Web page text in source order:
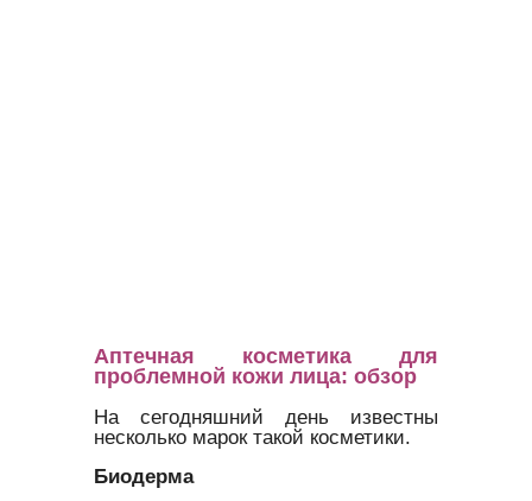
Аптечная косметика для
проблемной кожи лица: обзор
На сегодняшний день известны
несколько марок такой косметики.
Биодерма